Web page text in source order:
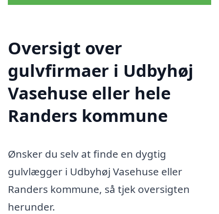
Oversigt over
gulvfirmaer i Udbyhøj
Vasehuse eller hele
Randers kommune
Ønsker du selv at finde en dygtig
gulvlægger i Udbyhøj Vasehuse eller
Randers kommune, så tjek oversigten
herunder.